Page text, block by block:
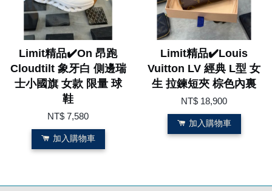
Limit精品✔️On 昂跑
Cloudtilt 象牙白 側邊瑞
士小國旗 女款 限量 球
鞋
NT$ 7,580
加入購物車
Limit精品✔️Louis
Vuitton LV 經典 L型 女
生 拉鍊短夾 棕色內裏
NT$ 18,900
加入購物車